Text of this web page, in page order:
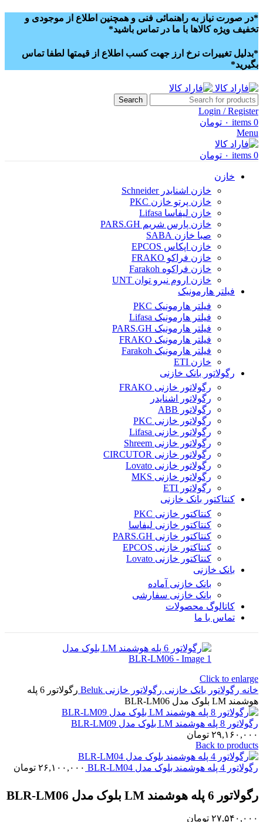
*در صورت نیاز به راهنمائی فنی و همچنین اطلاع از موجودی و
تخفیف ویژه کالاها با ما در تماس باشید*
*بدلیل تغییرات نرخ ارز جهت کسب اطلاع از قیمتها لطفا تماس
بگیرید*
Search
Login / Register
0
items ۰ تومان
Menu
0
items ۰ تومان
خازن
خازن اشنایدر Schneider
خازن پرتو خازن PKC
خازن لیفاسا Lifasa
خازن پارس شریم PARS.GH
صبا خازن SABA
خازن اپکاس EPCOS
خازن فراکو FRAKO
خازن فراکوه Farakoh
خازن اروم نیرو توان UNT
فیلتر هارمونیک
فیلتر هارمونیک PKC
فیلتر هارمونیک Lifasa
فیلتر هارمونیک PARS.GH
فیلتر هارمونیک FRAKO
فیلتر هارمونیک Farakoh
خازن ETI
رگولاتور بانک خازنی
رگولاتور خازنی FRAKO
رگولاتور اشنایدر
رگولاتور ABB
رگولاتور خازنی PKC
رگولاتور خازنی Lifasa
رگولاتور خازنی Shreem
رگولاتور خازنی CIRCUTOR
رگولاتور خازنی Lovato
رگولاتور خازنی MKS
رگولاتور ETI
کنتاکتور بانک خازنی
کنتاکتور خازنی PKC
کنتاکتور خازنی لیفاسا
کنتاکتور خازنی PARS.GH
کنتاکتور خازنی EPCOS
کنتاکتور خازنی Lovato
بانک خازنی
بانک خازنی آماده
بانک خازنی سفارشی
کاتالوگ محصولات
تماس با ما
Click to enlarge
خانه رگولاتور بانک خازنی رگولاتور خازنی Beluk
رگولاتور 6 پله
هوشمند LM بلوک مدل BLR-LM06
رگولاتور 8 پله هوشمند LM بلوک مدل BLR-LM09
۲۹,۱۶۰,۰۰۰ تومان
Back to products
رگولاتور 4 پله هوشمند بلوک مدل BLR-LM04 ۲۶,۱۰۰,۰۰۰ تومان
رگولاتور 6 پله هوشمند LM بلوک مدل BLR-LM06
۲۷,۵۴۰,۰۰۰ تومان